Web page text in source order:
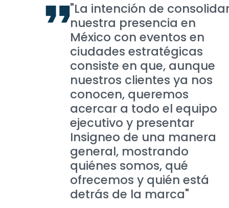
"La intención de
nuestra presencia en
México con eventos en
ciudades estratégicas
consiste en que, aunque
nuestros clientes ya nos
conocen, queremos
acercar a todo el equipo
ejecutivo y presentar
Insigneo de una manera
general, mostrando
quiénes somos, qué
ofrecemos y quién está
detrás de la marca"